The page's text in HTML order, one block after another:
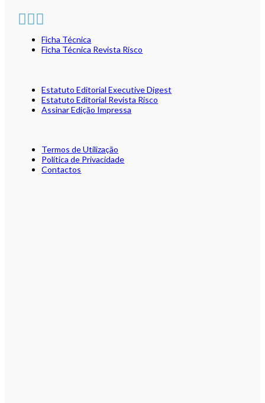
Ficha Técnica
Ficha Técnica Revista Risco
Estatuto Editorial Executive Digest
Estatuto Editorial Revista Risco
Assinar Edição Impressa
Termos de Utilização
Política de Privacidade
Contactos